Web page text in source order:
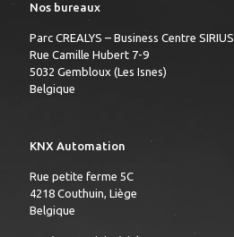
Nos bureaux
Parc CREALYS – Business Centre SIRIUS
Rue Camille Hubert 7-9
5032 Gembloux (Les Isnes)
Belgique
KNX Automation
Rue petite ferme 5C
4218 Couthuin, Liège
Belgique